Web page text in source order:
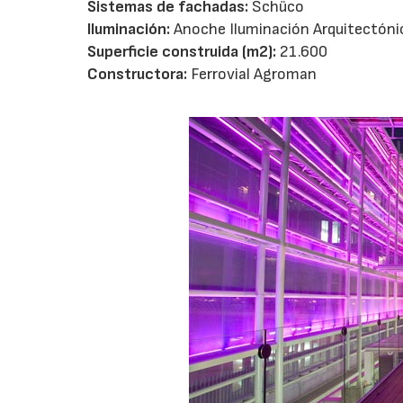
Sistemas de fachadas: Schüco
Iluminación: Anoche Iluminación
Superficie construida (m2): 21.600
Constructora: Ferrovial Agroman